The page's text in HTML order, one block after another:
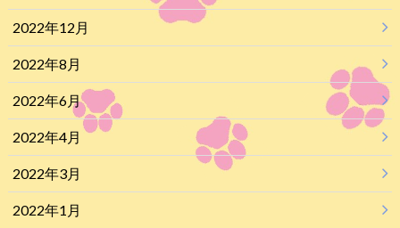
2022年12月
2022年8月
2022年6月
2022年4月
2022年3月
2022年1月